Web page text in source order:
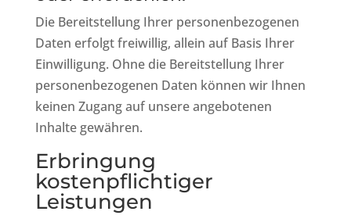
Die Bereitstellung Ihrer personenbezogenen
Daten erfolgt freiwillig, allein auf Basis Ihrer
Einwilligung. Ohne die Bereitstellung Ihrer
personenbezogenen Daten können wir Ihnen
keinen Zugang auf unsere angebotenen
Inhalte gewähren.
Erbringung
kostenpflichtiger
Leistungen